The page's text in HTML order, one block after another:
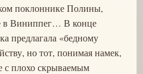
поклоннике Полины,
в Виниппег… В конце
предлагала «бедному
но тот, понимая намек,
с плохо скрываемым